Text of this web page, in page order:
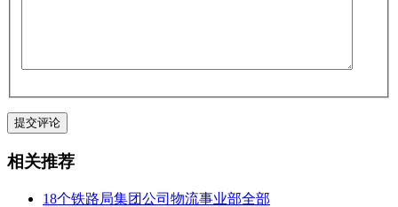
相关推荐
18个铁路局集团公司物流事业部全部